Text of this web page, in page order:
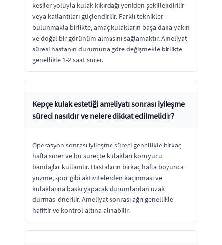
kesiler yoluyla kulak kıkırdağı yeniden şekillendirilir
veya katlantıları güçlendirilir. Farklı teknikler
bulunmakla birlikte, amaç kulakların başa daha yakın
ve doğal bir görünüm almasını sağlamaktır. Ameliyat
süresi hastanın durumuna göre değişmekle birlikte
genellikle 1-2 saat sürer.
Kepçe kulak estetiği ameliyatı sonrası iyileşme
süreci nasıldır ve nelere dikkat edilmelidir?
Operasyon sonrası iyileşme süreci genellikle birkaç
hafta sürer ve bu süreçte kulakları koruyucu
bandajlar kullanılır. Hastaların birkaç hafta boyunca
yüzme, spor gibi aktivitelerden kaçınması ve
kulaklarına baskı yapacak durumlardan uzak
durması önerilir. Ameliyat sonrası ağrı genellikle
hafiftir ve kontrol altına alınabilir.